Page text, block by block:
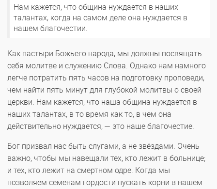
Нам кажется, что община нуждается в наших
талантах, когда на самом деле она нуждается в
нашем благочестии.
Как пастыри Божьего народа, мы должны посвящать
себя молитве и служению Слова. Однако нам намного
легче потратить пять часов на подготовку проповеди,
чем найти пять минут для глубокой молитвы о своей
церкви. Нам кажется, что наша община нуждается в
наших талантах, в то время как то, в чем она
действительно нуждается, — это наше благочестие.
Бог призвал нас быть слугами, а не звёздами. Очень
важно, чтобы мы навещали тех, кто лежит в больнице;
и тех, кто лежит на смертном одре. Когда мы
позволяем семенам гордости пускать корни в нашем